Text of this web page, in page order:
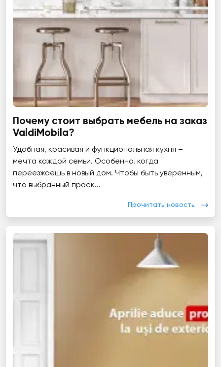
Почему стоит выбрать мебель на заказ
ValdiMobila?
Удобная, красивая и функциональная кухня –
мечта каждой семьи. Особенно, когда
переезжаешь в новый дом. Чтобы быть уверенным,
что выбранный проек...
Прочитать новость